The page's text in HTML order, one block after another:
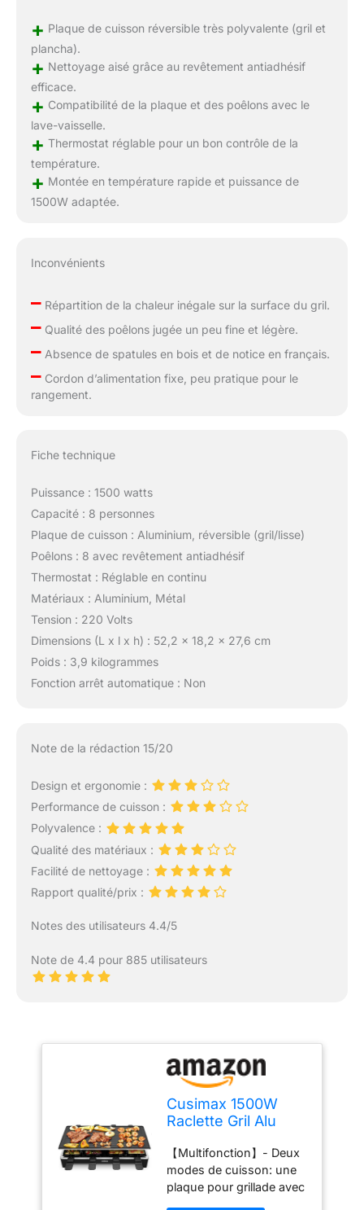
+ Plaque de cuisson réversible très polyvalente (gril et
plancha).
+ Nettoyage aisé grâce au revêtement antiadhésif
efficace.
+ Compatibilité de la plaque et des poêlons avec le
lave-vaisselle.
+ Thermostat réglable pour un bon contrôle de la
température.
+ Montée en température rapide et puissance de
1500W adaptée.
Inconvénients
–Répartition de la chaleur inégale sur la surface du gril.
–Qualité des poêlons jugée un peu fine et légère.
–Absence de spatules en bois et de notice en français.
–Cordon d’alimentation fixe, peu pratique pour le
rangement.
Fiche technique
Puissance : 1500 watts
Capacité : 8 personnes
Plaque de cuisson : Aluminium, réversible (gril/lisse)
Poêlons : 8 avec revêtement antiadhésif
Thermostat : Réglable en continu
Matériaux : Aluminium, Métal
Tension : 220 Volts
Dimensions (L x l x h) : 52,2 x 18,2 x 27,6 cm
Poids : 3,9 kilogrammes
Fonction arrêt automatique : Non
Note de la rédaction 15/20
Design et ergonomie :
Performance de cuisson :
Polyvalence :
Qualité des matériaux :
Facilité de nettoyage :
Rapport qualité/prix :
Notes des utilisateurs 4.4/5
Note de 4.4 pour 885 utilisateurs
Cusimax 1500W
Raclette Gril Alu
Personnes, Poêles
antiadhésif, Gril
électrique, Appareil
à Raclette, Plaque
【Multifonction】- Deux
modes de cuisson: une
plaque pour grillade avec